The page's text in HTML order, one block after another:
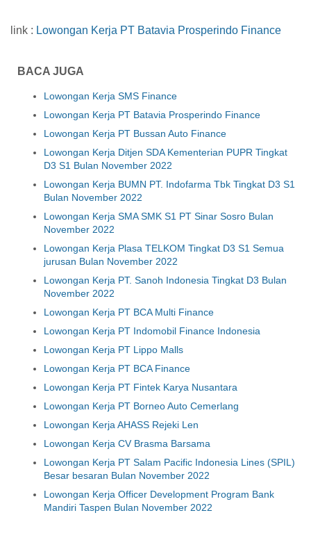
link : Lowongan Kerja PT Batavia Prosperindo Finance
BACA JUGA
Lowongan Kerja SMS Finance
Lowongan Kerja PT Batavia Prosperindo Finance
Lowongan Kerja PT Bussan Auto Finance
Lowongan Kerja Ditjen SDA Kementerian PUPR Tingkat
D3 S1 Bulan November 2022
Lowongan Kerja BUMN PT. Indofarma Tbk Tingkat D3 S1
Bulan November 2022
Lowongan Kerja SMA SMK S1 PT Sinar Sosro Bulan
November 2022
Lowongan Kerja Plasa TELKOM Tingkat D3 S1 Semua
jurusan Bulan November 2022
Lowongan Kerja PT. Sanoh Indonesia Tingkat D3 Bulan
November 2022
Lowongan Kerja PT BCA Multi Finance
Lowongan Kerja PT Indomobil Finance Indonesia
Lowongan Kerja PT Lippo Malls
Lowongan Kerja PT BCA Finance
Lowongan Kerja PT Fintek Karya Nusantara
Lowongan Kerja PT Borneo Auto Cemerlang
Lowongan Kerja AHASS Rejeki Len
Lowongan Kerja CV Brasma Barsama
Lowongan Kerja PT Salam Pacific Indonesia Lines (SPIL)
Besar besaran Bulan November 2022
Lowongan Kerja Officer Development Program Bank
Mandiri Taspen Bulan November 2022